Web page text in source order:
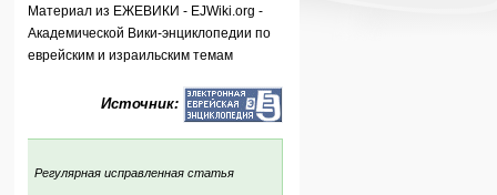
Материал из ЕЖЕВИКИ - EJWiki.org -
Академической Вики-энциклопедии по
еврейским и израильским темам
Источник:
Регулярная исправленная статья